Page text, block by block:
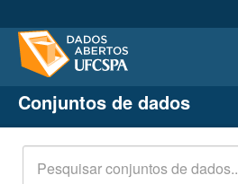
Conjuntos de dados
Organizações
Grupos
Conjuntos de dados